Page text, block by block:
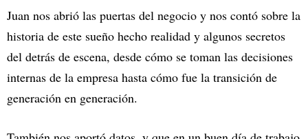
Juan nos abrió las puertas del negocio y nos contó sobre la
historia de este sueño hecho realidad y algunos secretos
del detrás de escena, desde cómo se toman las decisiones
internas de la empresa hasta cómo fue la transición de
generación en generación.